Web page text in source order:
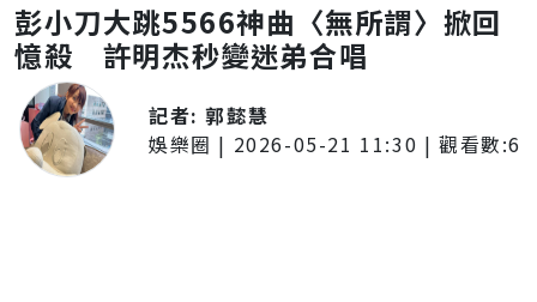
彭小刀大跳5566神曲〈無所謂〉掀回
憶殺 許明杰秒變迷弟合唱
記者:郭懿慧
娛樂圈 | 2026-05-21 11:30 | 觀看數:6